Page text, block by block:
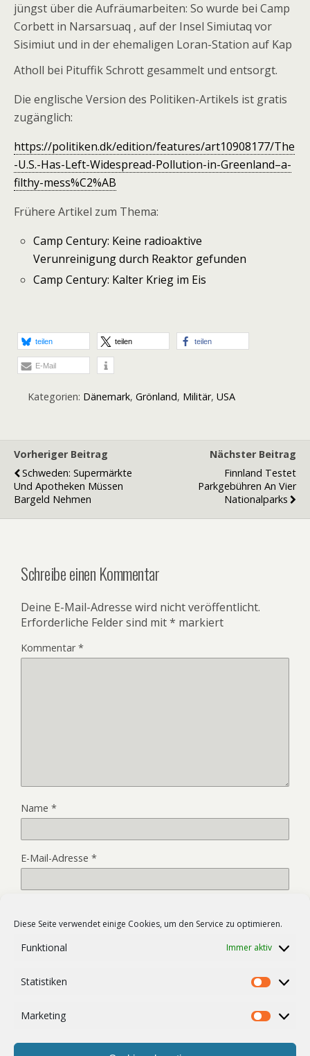
Diese Seite verwendet einige Cookies, um den Service zu optimieren.
Funktional Immer aktiv
Statistiken
Marketing
jüngst über die Aufräumarbeiten: So wurde bei Camp
Corbett in Narsarsuaq , auf der Insel Simiutaq vor
Sisimiut und in der ehemaligen Loran-Station auf Kap
Atholl bei Pituffik Schrott gesammelt und entsorgt.
Die englische Version des Politiken-Artikels ist gratis
zugänglich:
https://politiken.dk/edition/features/art10908177/The
-U.S.-Has-Left-Widespread-Pollution-in-Greenland–a-
filthy-mess%C2%AB
Frühere Artikel zum Thema:
Camp Century: Keine radioaktive
Verunreinigung durch Reaktor gefunden
Camp Century: Kalter Krieg im Eis
teilen teilen teilen
E-Mail
Kategorien: Dänemark, Grönland, Militär, USA
Vorheriger Beitrag
Schweden: Supermärkte
Und Apotheken Müssen
Bargeld Nehmen
Nächster Beitrag
Finnland Testet
Parkgebühren An Vier
Nationalparks
Schreibe einen Kommentar
Deine E-Mail-Adresse wird nicht veröffentlicht.
Erforderliche Felder sind mit* markiert
Kommentar*
Name *
E-Mail-Adresse *
meinen nächsten Kommentar speichern.